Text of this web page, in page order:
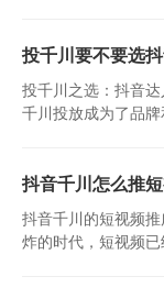
投千川要不要选
投千川之选：抖音
千川投放成为了品
抖音千川怎么推
抖音千川的短视频
炸的时代，短视频